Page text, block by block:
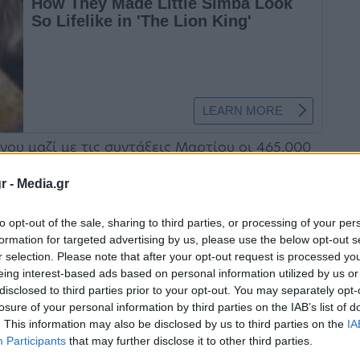
- Media.gr
opt-out of the sale, sharing to third parties, or processing of your
for targeted advertising by us, please use the below opt-out
selection. Please note that after your opt-out request is processed
interest-based ads based on personal information utilized by us
to third parties prior to your opt-out. You may separately
of your personal information by third parties on the IAB’s list of
This information may also be disclosed by us to third parties on the
Participants that may further disclose it to other third parties.
μαζί με τις συντάξεις Μαρτίου οι 465.000
της καθυστέρησης κατάθεσης του νέου
καθυστέρηση στην καταβολή των
σχετικής αναλογιστικής μελέτης για τη
η οποία παραδίδεται σήμερα στον
Γιάννη Βρούτση ώστε το νομοσχέδιο να
διαβούλευση.